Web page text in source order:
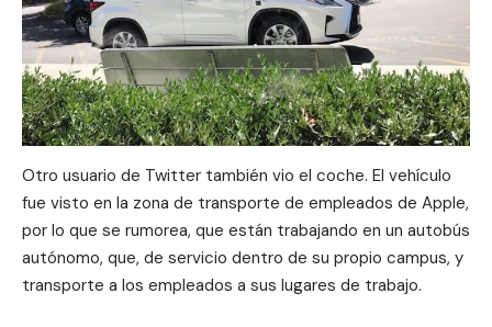
Otro usuario de Twitter también vio el coche. El vehículo
fue visto en la zona de transporte de empleados de Apple,
por lo que se rumorea, que están trabajando en un autobús
autónomo, que, de servicio dentro de su propio campus, y
transporte a los empleados a sus lugares de trabajo.